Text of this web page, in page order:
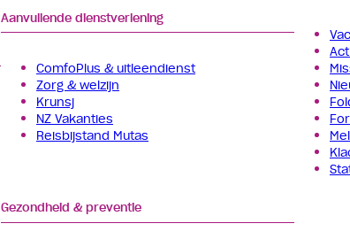
Aanvullende dienstverlening
ComfoPlus & uitleendienst
Zorg & welzijn
Krunsj
NZ Vakanties
Reisbijstand Mutas
Gezondheid & preventie